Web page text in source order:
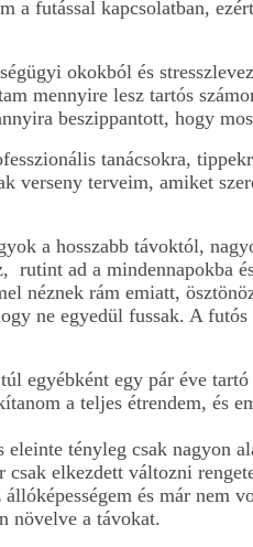
a futással kapcsolatban,
okokból és
mennyire lesz tartós
beszippantott, hogy
tanácsokra,
verseny terveim, amiket
a hosszabb távoktól,
rutint ad a mindennapokba
néznek rám emiatt,
ne egyedül fussak. A
egyébként egy pár éve
a teljes étrendem, és
tényleg csak nagyon
elkezdett változni
és már nem
növelve a távokat.